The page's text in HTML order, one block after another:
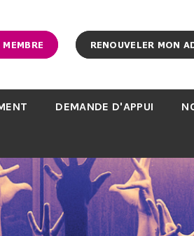
RENOUVELER MON
DEMANDE D'APPUI